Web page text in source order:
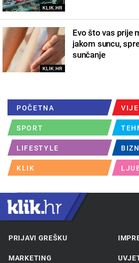
KLIK.HR
KLIK.HR
Evo što vas prije
jakom suncu,
sunčanje
POČETNA
SPORT
LIFESTYLE
KLIK
PRIJAVI GREŠKU
MARKETING